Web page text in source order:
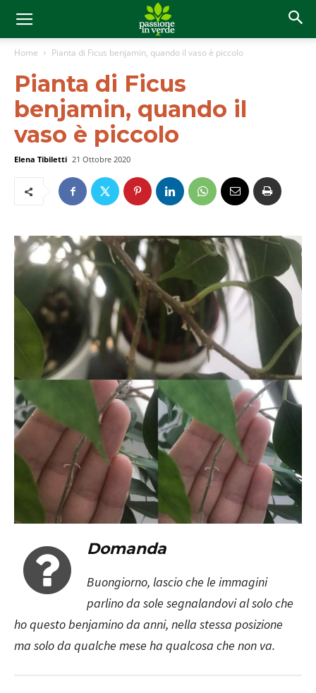
Home Pianta di Ficus benjamin, quando il vaso è piccolo
Pianta di Ficus
benjamin, quando il
vaso è piccolo
Elena Tibiletti 21 Ottobre 2020
Domanda
Buongiorno, lascio che le immagini
parlino da sole segnalandovi al solo che
ho questo benjamino da anni, nella stessa posizione
ma solo da qualche mese ha qualcosa che non va.